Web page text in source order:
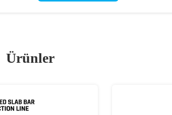
Ürünler